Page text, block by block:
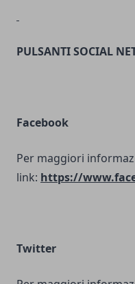
PULSANTI SOCIAL
Facebook
Per maggiori
link: https://
Twitter